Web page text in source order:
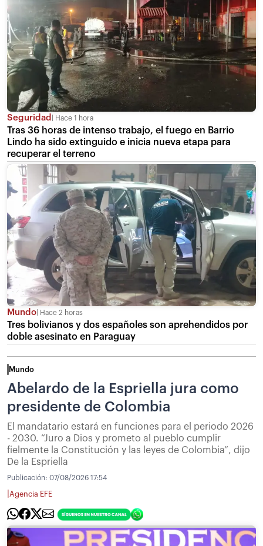
Seguridad Hace 1 hora
Tras 36 horas de intenso trabajo, el fuego en Barrio
Lindo ha sido extinguido e inicia nueva etapa para
recuperar el terreno
Mundo Hace 2 horas
Tres bolivianos y dos españoles son aprehendidos por
doble asesinato en Paraguay
Mundo
Abelardo de la Espriella jura como
presidente de Colombia
El mandatario estará en funciones para el periodo 2026
- 2030. “Juro a Dios y prometo al pueblo cumplir
fielmente la Constitución y las leyes de Colombia”, dijo
De la Espriella
Publicación: 07/08/2026 17:54
Agencia EFE